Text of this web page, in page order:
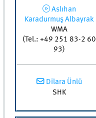
Aslıhan
Karadurmuş Albayrak
WMA
(Tel.: +49 251 83-2 60
93)
Dilara Ünlü
SHK